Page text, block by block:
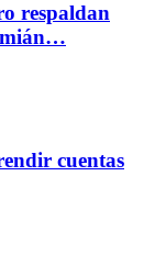
respaldan
cuentas